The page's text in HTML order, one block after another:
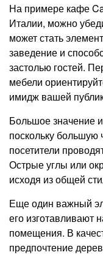
На примере кафе
Италии, можно
может стать
заведение и
застолью гостей.
мебели
имидж вашей
Большое значение
поскольку большую
посетители
Острые углы или
исходя из общей
Еще один важный
его изготавливают
помещения. В
предпочтение